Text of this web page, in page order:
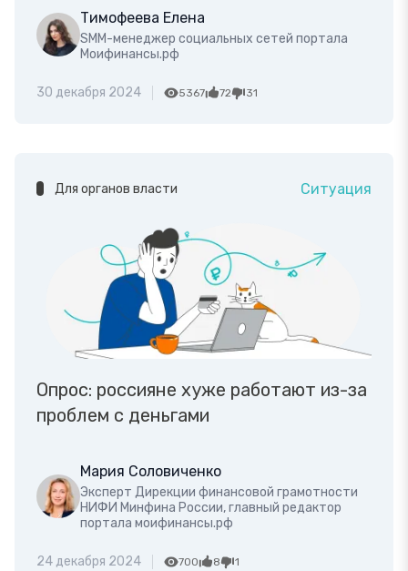
Тимофеева Елена
SMM-менеджер социальных сетей портала
Моифинансы.рф
30 декабря 2024 5367 72 31
Для органов власти Ситуация
Опрос: россияне хуже работают из-за
проблем с деньгами
Мария Соловиченко
Эксперт Дирекции финансовой грамотности
НИФИ Минфина России, главный редактор
портала моифинансы.рф
24 декабря 2024 700 8 1